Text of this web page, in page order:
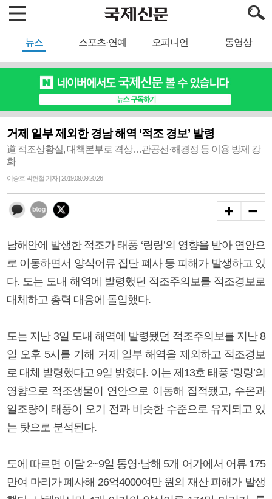
뉴스 스포츠·연예 오피니언 동영상
거제 일부 제외한 경남 해역 ‘적조 경보’ 발령
道 적조상황실, 대책본부로 격상…관공선·해경정 등 이용 방제 강
화
이종호 박현철 기자 | 2019.09.09 20:26
남해안에 발생한 적조가 태풍 ‘링링’의 영향을 받아 연안으
로 이동하면서 양식어류 집단 폐사 등 피해가 발생하고 있
다. 도는 도내 해역에 발령했던 적조주의보를 적조경보로
대체하고 총력 대응에 돌입했다.
도는 지난 3일 도내 해역에 발령됐던 적조주의보를 지난 8
일 오후 5시를 기해 거제 일부 해역을 제외하고 적조경보
로 대체 발령했다고 9일 밝혔다. 이는 제13호 태풍 ‘링링’의
영향으로 적조생물이 연안으로 이동해 집적됐고, 수온과
일조량이 태풍이 오기 전과 비슷한 수준으로 유지되고 있
는 탓으로 분석된다.
도에 따르면 이달 2~9일 통영·남해 5개 어가에서 어류 175
만여 마리가 폐사해 26억4000여만 원의 재산 피해가 발생